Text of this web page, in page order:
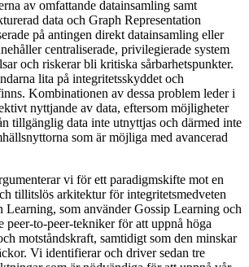
av omfattande datainsamling samt
data och Graph Representation
på antingen direkt datainsamling eller
centraliserade, privilegierade system
och riskerar bli kritiska sårbarhetspunkter.
lita på integritetsskyddet och
Kombinationen av dessa problem leder i
nyttjande av data, eftersom möjligheter
tillgänglig data inte utnyttjas och därmed inte
som är möjliga med avancerad
vi för ett paradigmskifte mot en
tillitslös arkitektur för integritetsmedveten
Learning, som använder Gossip Learning och
peer-to-peer-tekniker för att uppnå höga
motståndskraft, samtidigt som den minskar
Vi identifierar och driver sedan tre